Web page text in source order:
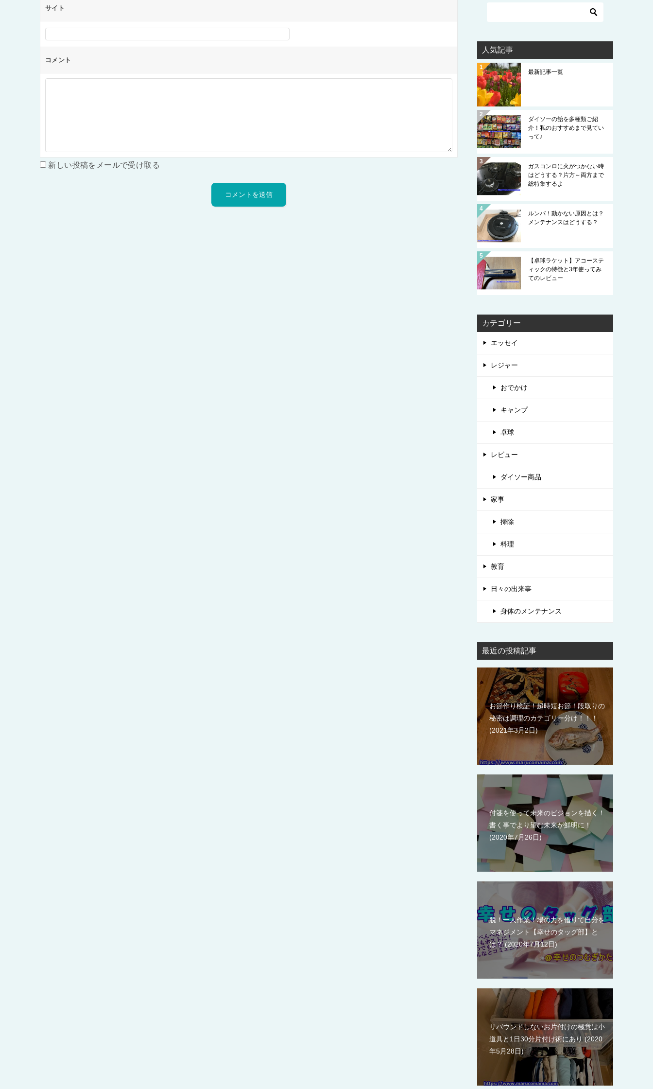
サイト
コメント
新しい投稿をメールで受け取る
人気記事
最新記事一覧
ダイソーの飴を多種類ご紹
介！私のおすすめまで見てい
って♪
ガスコンロに火がつかない時
はどうする？片方～両方まで
総特集するよ
ルンバ！動かない原因とは？
メンテナンスはどうする？
【卓球ラケット】アコーステ
ィックの特徴と3年使ってみ
てのレビュー
カテゴリー
エッセイ
レジャー
おでかけ
キャンプ
卓球
レビュー
ダイソー商品
家事
掃除
料理
教育
日々の出来事
身体のメンテナンス
最近の投稿記事
お節作り検証！超時短お節！段取りの
秘密は調理のカテゴリー分け！！！
2021年3月2日
付箋を使って未来のビジョンを描く！
書く事でより望む未来が鮮明に！
2020年7月26日
脱！一人作業！場の力を借りて自分を
マネジメント【幸せのタッグ部】と
は？
2020年7月12日
リバウンドしないお片付けの極意は小
道具と1日30分片付け術にあり
2020
年5月28日